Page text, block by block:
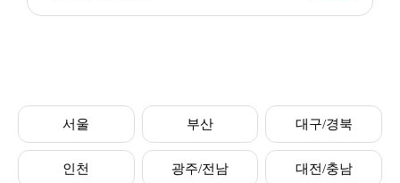
서울 부산 대구/경북
인천 광주/전남 대전/충남